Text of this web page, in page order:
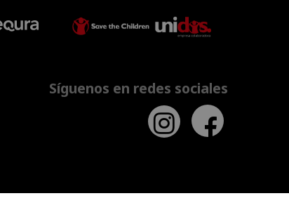
Síguenos en redes sociales